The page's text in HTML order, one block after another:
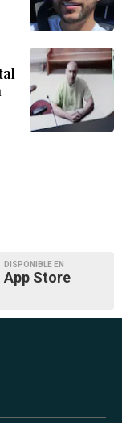
DISPONIBLE EN
App Store